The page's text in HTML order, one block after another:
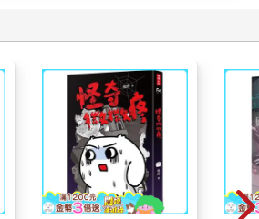
邪，我在一個小時內撥了二十七次，通
且明顯惡意的忘記情人節禮物？
悔，走上「光明路徑」，探尋十七世紀
的藝術旅程，並沈重的思考女人究竟是
牙廣場開始──貝尼尼會給我答案？（待